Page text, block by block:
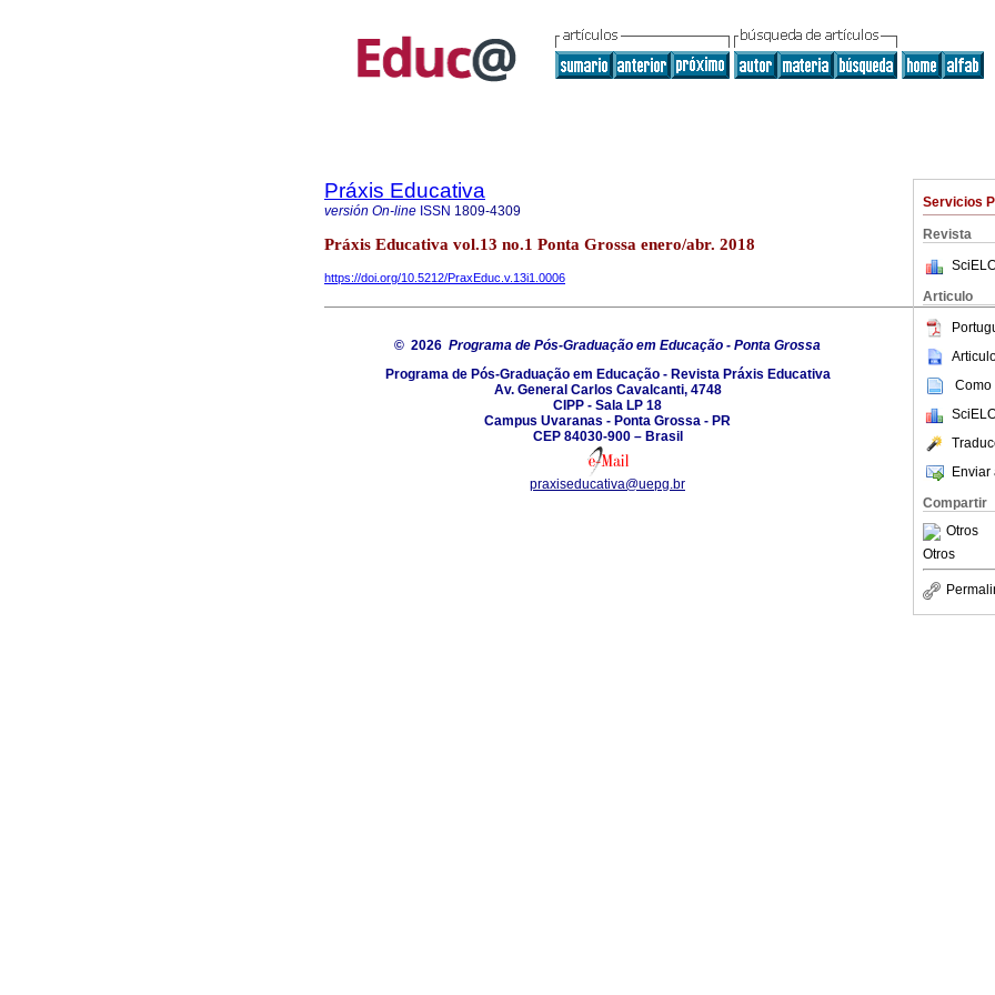
Servicios
Revista
Articulo
Como
Enviar
Compartir
Otros
Otros
Práxis Educativa
versión On-line ISSN 1809-4309
Práxis Educativa vol.13 no.1 Ponta Grossa enero/abr. 2018
https://doi.org/10.5212/PraxEduc.v.13i1.0006
© 2026 Programa de Pós-Graduação em Educação - Ponta Grossa
Programa de Pós-Graduação em Educação - Revista Práxis Educativa
Av. General Carlos Cavalcanti, 4748
CIPP - Sala LP 18
Campus Uvaranas - Ponta Grossa - PR
CEP 84030-900 – Brasil
praxiseducativa@uepg.br